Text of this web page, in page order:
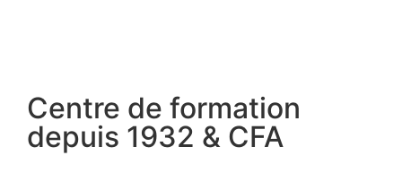
Centre de formation
depuis 1932 & CFA